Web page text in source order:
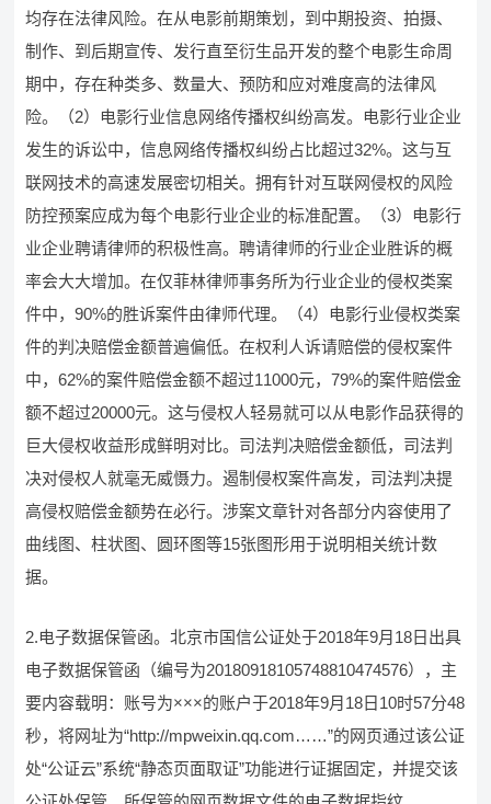
均存在法律风险。在从电影前期策划，到中期投资、拍摄、
制作、到后期宣传、发行直至衍生品开发的整个电影生命周
期中，存在种类多、数量大、预防和应对难度高的法律风
险。（2）电影行业信息网络传播权纠纷高发。电影行业企业
发生的诉讼中，信息网络传播权纠纷占比超过32%。这与互
联网技术的高速发展密切相关。拥有针对互联网侵权的风险
防控预案应成为每个电影行业企业的标准配置。（3）电影行
业企业聘请律师的积极性高。聘请律师的行业企业胜诉的概
率会大大增加。在仅菲林律师事务所为行业企业的侵权类案
件中，90%的胜诉案件由律师代理。（4）电影行业侵权类案
件的判决赔偿金额普遍偏低。在权利人诉请赔偿的侵权案件
中，62%的案件赔偿金额不超过11000元，79%的案件赔偿金
额不超过20000元。这与侵权人轻易就可以从电影作品获得的
巨大侵权收益形成鲜明对比。司法判决赔偿金额低，司法判
决对侵权人就毫无威慑力。遏制侵权案件高发，司法判决提
高侵权赔偿金额势在必行。涉案文章针对各部分内容使用了
曲线图、柱状图、圆环图等15张图形用于说明相关统计数
据。
2.电子数据保管函。北京市国信公证处于2018年9月18日出具
电子数据保管函（编号为20180918105748810474576），主
要内容载明：账号为×××的账户于2018年9月18日10时57分48
秒，将网址为“http://mpweixin.qq.com……”的网页通过该公证
处“公证云”系统“静态页面取证”功能进行证据固定，并提交该